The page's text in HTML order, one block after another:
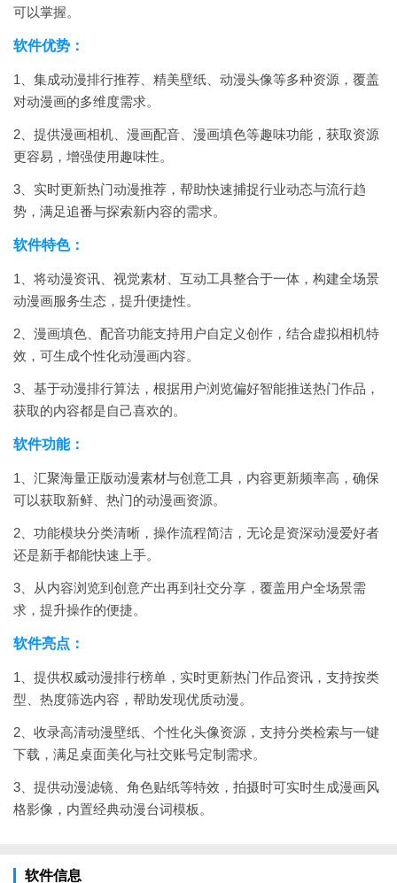
可以掌握。
软件优势：
1、集成动漫排行推荐、精美壁纸、动漫头像等多种资源，覆盖
对动漫画的多维度需求。
2、提供漫画相机、漫画配音、漫画填色等趣味功能，获取资源
更容易，增强使用趣味性。
3、实时更新热门动漫推荐，帮助快速捕捉行业动态与流行趋
势，满足追番与探索新内容的需求。
软件特色：
1、将动漫资讯、视觉素材、互动工具整合于一体，构建全场景
动漫画服务生态，提升便捷性。
2、漫画填色、配音功能支持用户自定义创作，结合虚拟相机特
效，可生成个性化动漫画内容。
3、基于动漫排行算法，根据用户浏览偏好智能推送热门作品，
获取的内容都是自己喜欢的。
软件功能：
1、汇聚海量正版动漫素材与创意工具，内容更新频率高，确保
可以获取新鲜、热门的动漫画资源。
2、功能模块分类清晰，操作流程简洁，无论是资深动漫爱好者
还是新手都能快速上手。
3、从内容浏览到创意产出再到社交分享，覆盖用户全场景需
求，提升操作的便捷。
软件亮点：
1、提供权威动漫排行榜单，实时更新热门作品资讯，支持按类
型、热度筛选内容，帮助发现优质动漫。
2、收录高清动漫壁纸、个性化头像资源，支持分类检索与一键
下载，满足桌面美化与社交账号定制需求。
3、提供动漫滤镜、角色贴纸等特效，拍摄时可实时生成漫画风
格影像，内置经典动漫台词模板。
软件信息